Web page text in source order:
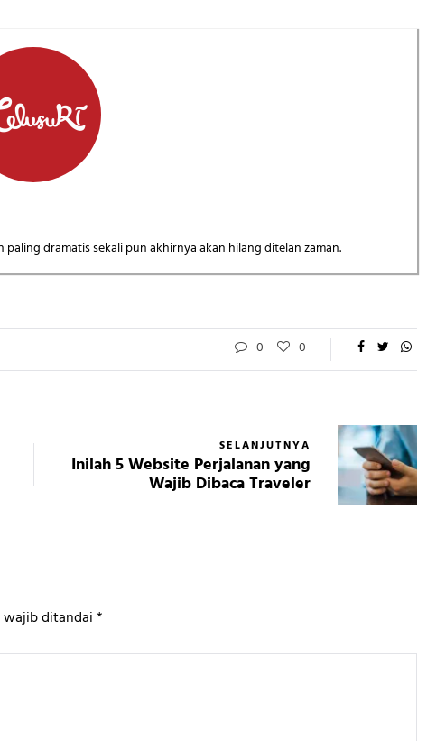
dramatis sekali pun akhirnya akan hilang ditelan zaman.
0 0
SELANJUTNYA
Inilah 5 Website Perjalanan yang
Wajib Dibaca Traveler
wajib ditandai*